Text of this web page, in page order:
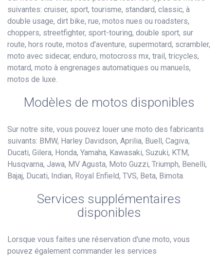
suivantes: cruiser, sport, tourisme, standard, classic, à
double usage, dirt bike, rue, motos nues ou roadsters,
choppers, streetfighter, sport-touring, double sport, sur
route, hors route, motos d'aventure, supermotard, scrambler,
moto avec sidecar, enduro, motocross mx, trail, tricycles,
motard, moto à engrenages automatiques ou manuels,
motos de luxe.
Modèles de motos disponibles
Sur notre site, vous pouvez louer une moto des fabricants
suivants: BMW, Harley Davidson, Aprilia, Buell, Cagiva,
Ducati, Gilera, Honda, Yamaha, Kawasaki, Suzuki, KTM,
Husqvarna, Jawa, MV Agusta, Moto Guzzi, Triumph, Benelli,
Bajaj, Ducati, Indian, Royal Enfield, TVS, Beta, Bimota.
Services supplémentaires
disponibles
Lorsque vous faites une réservation d'une moto, vous
pouvez également commander les services